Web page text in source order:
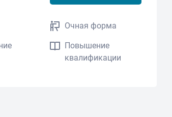
Очная форма
Повышение
квалификации